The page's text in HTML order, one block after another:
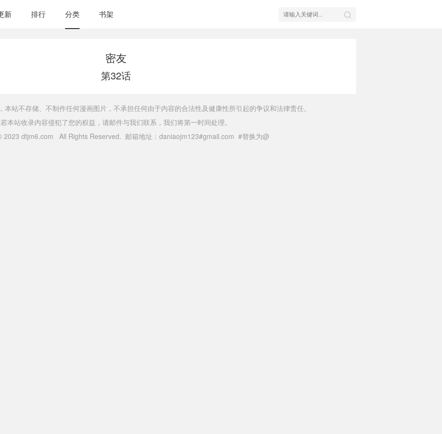
新 排行 分类 书架
密友
第32话
本站不存储、不制作任何漫画图片，不承担任何由于内容的合法性及健康性所引起的争议和法律责任。
若本站收录内容侵犯了您的权益，请邮件与我们联系，我们将第一时间处理。
2023 dtjm6.com All Rights Reserved. 邮箱地址：daniaojm123#gmail.com #替换为@